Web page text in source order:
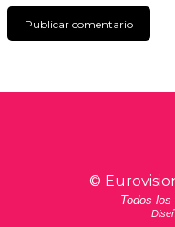
©
Todos los